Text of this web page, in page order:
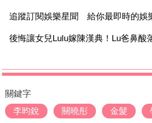
追蹤訂閱娛樂星聞 給你最即時的娛
後悔讓女兒Lulu嫁陳漢典！Lu爸鼻
關鍵字
李昀銳
關曉彤 金髮